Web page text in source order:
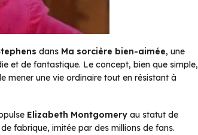
dans Ma sorcière bien-aimée, une
et de fantastique. Le concept, bien que simple,
mener une vie ordinaire tout en résistant à
Elizabeth Montgomery au statut de
fabrique, imitée par des millions de fans.